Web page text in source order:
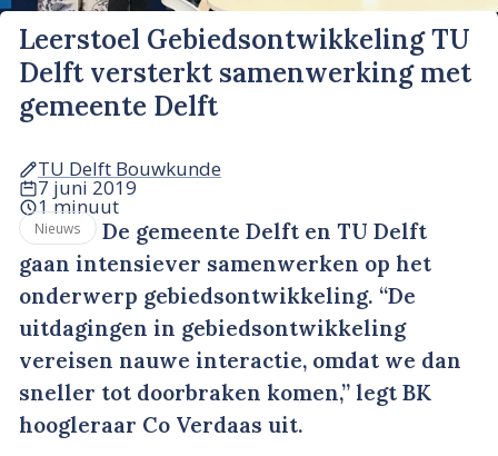
Leerstoel Gebiedsontwikkeling TU
Delft versterkt samenwerking met
gemeente Delft
TU Delft Bouwkunde
7 juni 2019
1 minuut
Nieuws
De gemeente Delft en TU Delft
gaan intensiever samenwerken op het
onderwerp gebiedsontwikkeling. “De
uitdagingen in gebiedsontwikkeling
vereisen nauwe interactie, omdat we dan
sneller tot doorbraken komen,” legt BK
hoogleraar Co Verdaas uit.